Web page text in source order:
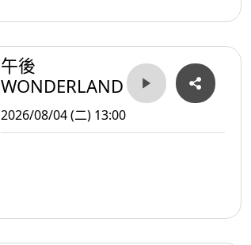
午後
WONDERLAND
2026/08/04 (二) 13:00